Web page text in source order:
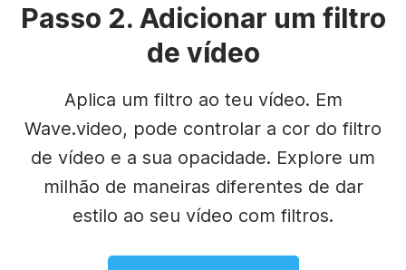
Passo 2. Adicionar um filtro
de vídeo
Aplica um filtro ao teu vídeo. Em
Wave.video, pode controlar a cor do filtro
de vídeo e a sua opacidade. Explore um
milhão de maneiras diferentes de dar
estilo ao seu vídeo com filtros.